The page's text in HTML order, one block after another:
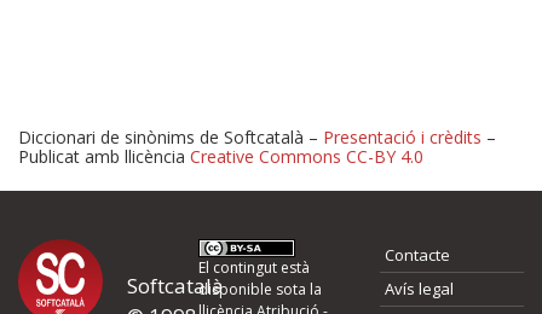
Proposeu-nos millores o
d'errors
Diccionari de sinònims de Softcatalà – Presentació i crèdits –
Publicat amb llicència Creative Commons CC-BY 4.0
Softcatalà
El contingut està
disponible sota la
Contacte
Avís legal